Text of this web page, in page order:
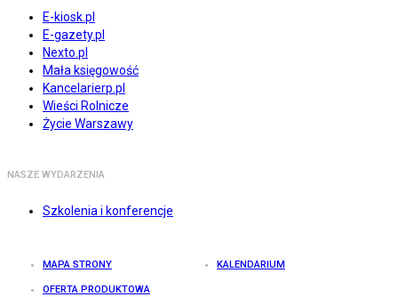
E-kiosk.pl
E-gazety.pl
Nexto.pl
Mała księgowość
Kancelarierp.pl
Wieści Rolnicze
Życie Warszawy
NASZE WYDARZENIA
Szkolenia i konferencje
MAPA STRONY KALENDARIUM
OFERTA PRODUKTOWA